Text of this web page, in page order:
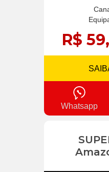
R$
Whatsapp